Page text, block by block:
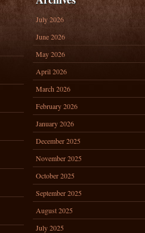
July 2026
June 2026
May 2026
April 2026
March 2026
February 2026
January 2026
December 2025
November 2025
October 2025
September 2025
August 2025
July 2025